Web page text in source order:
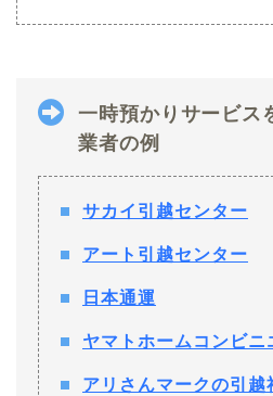
一時預かりサービス
業者の例
サカイ引越センター
アート引越センター
日本通運
ヤマトホームコンビニ
アリさんマークの引越